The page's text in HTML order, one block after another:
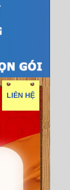
LIÊN HỆ